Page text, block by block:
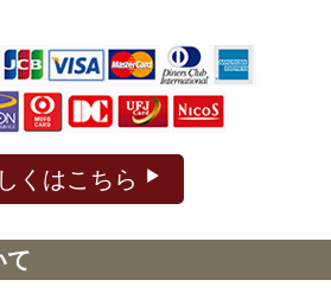
くはこちら
て